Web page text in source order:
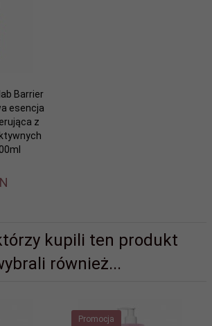
Barrier
esencja
z
kupili ten produkt
również...
Promocja